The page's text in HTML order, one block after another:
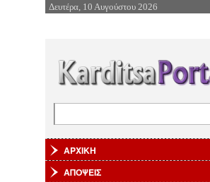
Επιστροφή στην Πλοήγηση
Δευτέρα, 10 Αυγούστου 2026
ΑΡΧΙΚΗ
ΑΠΟΨΕΙΣ